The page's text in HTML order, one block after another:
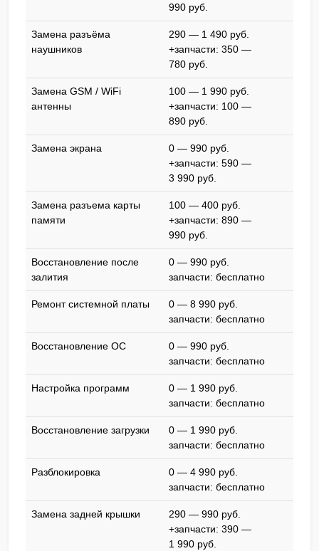
990 pyб.
Замена разъёма
наушников
290 — 1 490 pyб.
+запчасти: 350 —
780 pyб.
Замена GSM / WiFi
антенны
100 — 1 990 pyб.
+запчасти: 100 —
890 pyб.
Замена экрана
0 — 990 pyб.
+запчасти: 590 —
3 990 pyб.
Замена разъема карты
памяти
100 — 400 pyб.
+запчасти: 890 —
990 pyб.
Восстановление после
залития
0 — 990 pyб.
запчасти: бесплатно
Ремонт системной платы
0 — 8 990 pyб.
запчасти: бесплатно
Восстановление ОС
0 — 990 pyб.
запчасти: бесплатно
Настройка программ
0 — 1 990 pyб.
запчасти: бесплатно
Восстановление загрузки
0 — 1 990 pyб.
запчасти: бесплатно
Разблокировка
0 — 4 990 pyб.
запчасти: бесплатно
Замена задней крышки
290 — 990 pyб.
+запчасти: 390 —
1 990 pyб.